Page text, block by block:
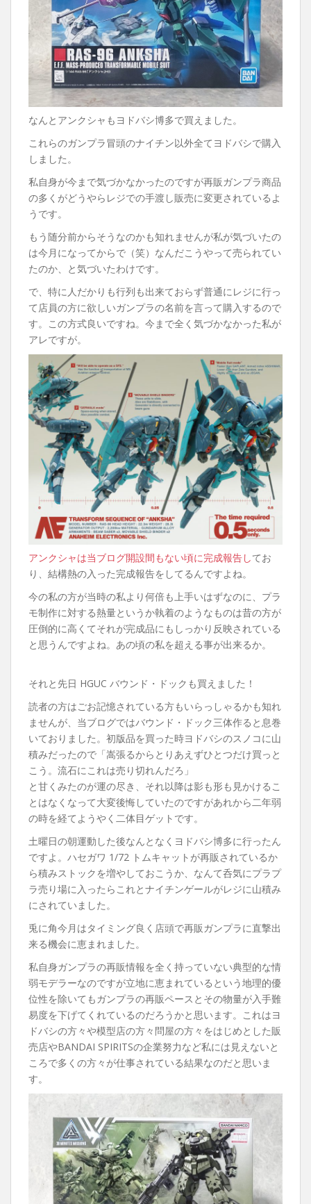
なんとアンクシャもヨドバシ博多で買えました。
これらのガンプラ冒頭のナイチン以外全てヨドバシで購入
しました。
私自身が今まで気づかなかったのですが再販ガンプラ商品
の多くがどうやらレジでの手渡し販売に変更されているよ
うです。
もう随分前からそうなのかも知れませんが私が気づいたの
は今月になってからで（笑）なんだこうやって売られてい
たのか、と気づいたわけです。
で、特に人だかりも行列も出来ておらず普通にレジに行っ
て店員の方に欲しいガンプラの名前を言って購入するので
す。この方式良いですね。今まで全く気づかなかった私が
アレですが。
アンクシャは当ブログ開設間もない頃に完成報告してお
り、結構熱の入った完成報告をしてるんですよね。
今の私の方が当時の私より何倍も上手いはずなのに、プラ
モ制作に対する熱量というか執着のようなものは昔の方が
圧倒的に高くてそれが完成品にもしっかり反映されている
と思うんですよね。あの頃の私を超える事が出来るか。
それと先日 HGUC バウンド・ドックも買えました！
読者の方はごお記憶されている方もいらっしゃるかも知れ
ませんが、当ブログではバウンド・ドック三体作ると息巻
いておりました。初版品を買った時ヨドバシのスノコに山
積みだったので「嵩張るからとりあえずひとつだけ買っと
こう。流石にこれは売り切れんだろ」
と甘くみたのが運の尽き、それ以降は影も形も見かけるこ
とはなくなって大変後悔していたのですがあれから二年弱
の時を経てようやく二体目ゲットです。
土曜日の朝運動した後なんとなくヨドバシ博多に行ったん
ですよ。ハセガワ 1/72 トムキャットが再販されているか
ら積みストックを増やしておこうか、なんて呑気にプラプ
ラ売り場に入ったらこれとナイチンゲールがレジに山積み
にされていました。
兎に角今月はタイミング良く店頭で再販ガンプラに直撃出
来る機会に恵まれました。
私自身ガンプラの再販情報を全く持っていない典型的な情
弱モデラーなのですが立地に恵まれているという地理的優
位性を除いてもガンプラの再販ペースとその物量が入手難
易度を下げてくれているのだろうかと思います。これはヨ
ドバシの方々や模型店の方々問屋の方々をはじめとした販
売店やBANDAI SPIRITSの企業努力など私には見えないと
ころで多くの方々が仕事されている結果なのだと思いま
す。